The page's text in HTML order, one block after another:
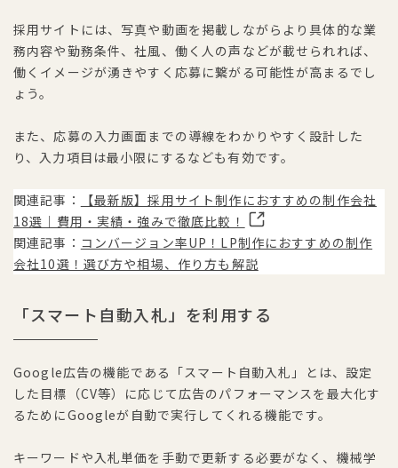
採用サイトには、写真や動画を掲載しながらより具体的な業
務内容や勤務条件、社風、働く人の声などが載せられれば、
働くイメージが湧きやすく応募に繋がる可能性が高まるでし
ょう。
また、応募の入力画面までの導線をわかりやすく設計した
り、入力項目は最小限にするなども有効です。
関連記事：
【最新版】採用サイト制作におすすめの制作会社
18選｜費用・実績・強みで徹底比較！
関連記事： コンバージョン率UP！LP制作におすすめの制作
会社10選！選び方や相場、作り方も解説
「スマート自動入札」を利用する
Google広告の機能である「スマート自動入札」とは、設定
した目標（CV等）に応じて広告のパフォーマンスを最大化す
るためにGoogleが自動で実行してくれる機能です。
キーワードや入札単価を手動で更新する必要がなく、機械学